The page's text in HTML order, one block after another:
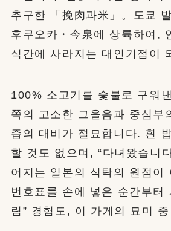
추구한 「挽肉과米」。도쿄
후쿠오카・今泉에 상륙하여,
식간에 사라지는 대인기점이
100% 소고기를 숯불로 구워
쪽의 고소한 그을음과 중심부
즙의 대비가 절묘합니다. 흰
할 것도 없으며, “다녀왔습니
어지는 일본의 식탁의 원점이
번호표를 손에 넣은 순간부터
림” 경험도, 이 가게의 묘미